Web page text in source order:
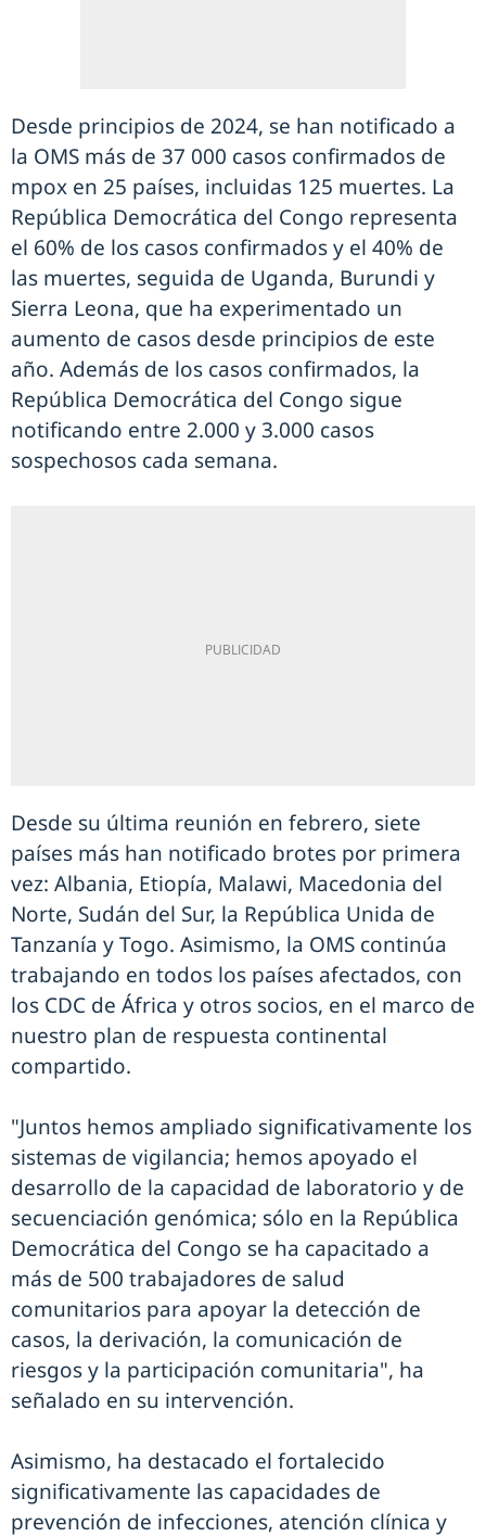
Desde principios de 2024, se han notificado a
la OMS más de 37 000 casos confirmados de
mpox en 25 países, incluidas 125 muertes. La
República Democrática del Congo representa
el 60% de los casos confirmados y el 40% de
las muertes, seguida de Uganda, Burundi y
Sierra Leona, que ha experimentado un
aumento de casos desde principios de este
año. Además de los casos confirmados, la
República Democrática del Congo sigue
notificando entre 2.000 y 3.000 casos
sospechosos cada semana.
Desde su última reunión en febrero, siete
países más han notificado brotes por primera
vez: Albania, Etiopía, Malawi, Macedonia del
Norte, Sudán del Sur, la República Unida de
Tanzanía y Togo. Asimismo, la OMS continúa
trabajando en todos los países afectados, con
los CDC de África y otros socios, en el marco de
nuestro plan de respuesta continental
compartido.
"Juntos hemos ampliado significativamente los
sistemas de vigilancia; hemos apoyado el
desarrollo de la capacidad de laboratorio y de
secuenciación genómica; sólo en la República
Democrática del Congo se ha capacitado a
más de 500 trabajadores de salud
comunitarios para apoyar la detección de
casos, la derivación, la comunicación de
riesgos y la participación comunitaria", ha
señalado en su intervención.
Asimismo, ha destacado el fortalecido
significativamente las capacidades de
prevención de infecciones, atención clínica y